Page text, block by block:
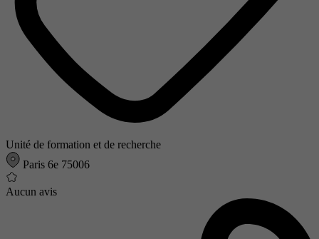
Unité de formation et de recherche
Paris 6e 75006
Aucun avis